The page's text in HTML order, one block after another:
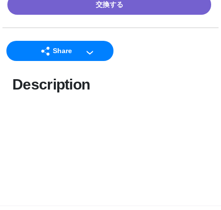
交換する
Share
Facebook
Description